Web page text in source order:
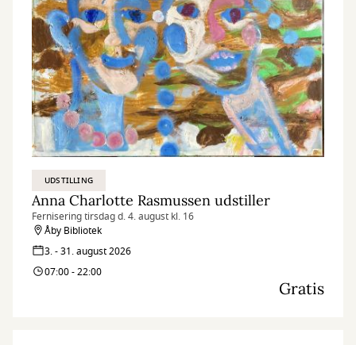
UDSTILLING
Anna Charlotte Rasmussen udstiller
Fernisering tirsdag d. 4. august kl. 16
Åby Bibliotek
3. - 31. august 2026
07:00 - 22:00
Gratis